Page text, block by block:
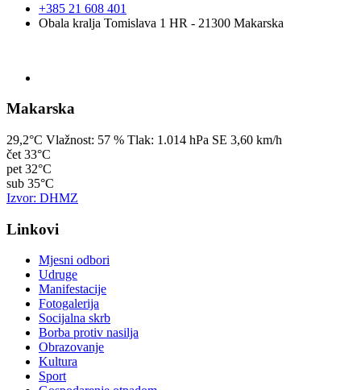
+385 21 608 401
Obala kralja Tomislava 1 HR - 21300 Makarska
Makarska
29,2°C Vlažnost: 57 % Tlak: 1.014 hPa SE 3,60 km/h
čet 33°C
pet 32°C
sub 35°C
Izvor: DHMZ
Linkovi
Mjesni odbori
Udruge
Manifestacije
Fotogalerija
Socijalna skrb
Borba protiv nasilja
Obrazovanje
Kultura
Sport